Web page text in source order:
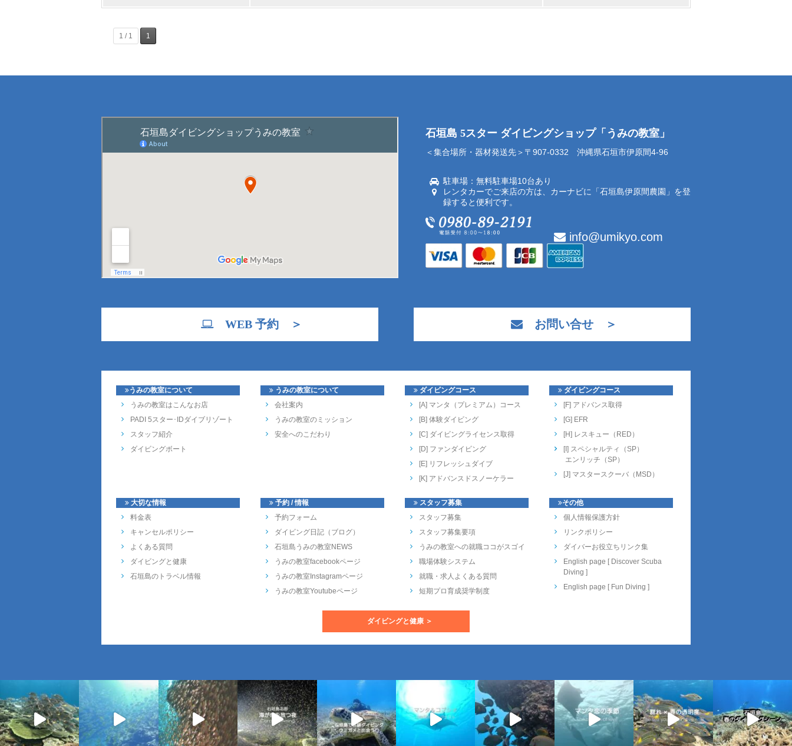
1 / 1 1
石垣島 5スター ダイビングショップ「うみの教室」
＜集合場所・器材発送先＞〒907-0332 沖縄県石垣市伊原間4-96
駐車場：無料駐車場10台あり
レンタカーでご来店の方は、カーナビに「石垣島伊原間農園」を登
録すると便利です。
info@umikyo.com
WEB 予約 ＞ お問い合せ ＞
うみの教室について
うみの教室はこんなお店
PADI 5スター･IDダイブリゾート
スタッフ紹介
ダイビングボート
大切な情報
料金表
キャンセルポリシー
よくある質問
ダイビングと健康
石垣島のトラベル情報
うみの教室について
会社案内
うみの教室のミッション
安全へのこだわり
予約 / 情報
予約フォーム
ダイビング日記（ブログ）
石垣島うみの教室NEWS
うみの教室facebookページ
うみの教室Instagramページ
うみの教室Youtubeページ
ダイビングコース
[A] マンタ（プレミアム）コース
[B] 体験ダイビング
[C] ダイビングライセンス取得
[D] ファンダイビング
[E] リフレッシュダイブ
[K] アドバンスドスノーケラー
スタッフ募集
スタッフ募集
スタッフ募集要項
うみの教室への就職ココがスゴイ
職場体験システム
就職・求人よくある質問
短期プロ育成奨学制度
ダイビングコース
[F] アドバンス取得
[G] EFR
[H] レスキュー（RED）
[I] スペシャルティ（SP）
エンリッチ（SP）
[J] マスタースクーバ（MSD）
その他
個人情報保護方針
リンクポリシー
ダイバーお役立ちリンク集
English page [ Discover Scuba
Diving ]
English page [ Fun Diving ]
ダイビングと健康 ＞